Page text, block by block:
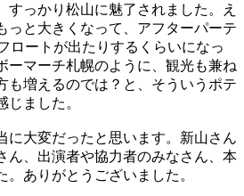
すっかり松山に魅了されました。え
っと大きくなって、アフターパーテ
ロートが出たりするくらいになっ
ーマーチ札幌のように、観光も兼ね
も増えるのでは？と、そういうポテ
じました。
大変だったと思います。新山さん
ん、出演者や協力者のみなさん、本
ありがとうございました。